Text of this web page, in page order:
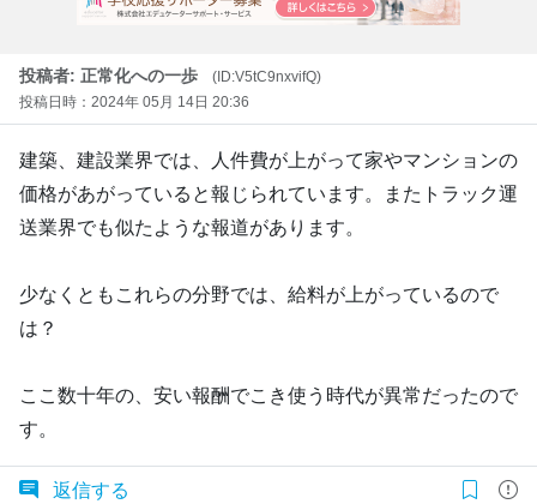
投稿者: 正常化への一歩
(ID:V5tC9nxvifQ)
投稿日時：2024年 05月 14日 20:36
建築、建設業界では、人件費が上がって家やマンションの
価格があがっていると報じられています。またトラック運
送業界でも似たような報道があります。
少なくともこれらの分野では、給料が上がっているので
は？
ここ数十年の、安い報酬でこき使う時代が異常だったので
す。
返信する